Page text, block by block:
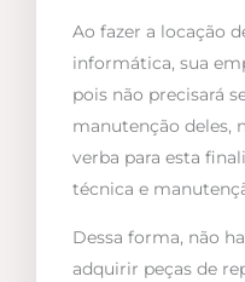
Ao fazer a locação
informática, sua
pois não precisará
manutenção deles,
verba para esta
técnica e
Dessa forma, não
adquirir peças de